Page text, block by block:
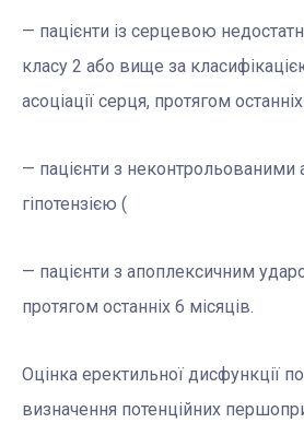
— пацієнти із серцевою
класу 2 або вище за
асоціації серця, протягом
— пацієнти з неконтрольованими
гіпотензією (
— пацієнти з апоплексичним
протягом останніх 6 місяців.
Оцінка еректильної дисфункції
визначення потенційних